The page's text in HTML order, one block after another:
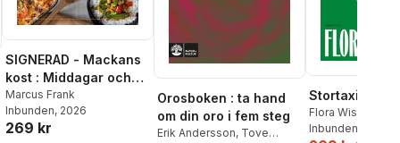
SIGNERAD - Mackans
kost : Middagar och
matlådor
Marcus Frank
Inbunden, 2026
269 kr
Orosboken : ta hand
om din oro i fem steg
Erik Andersson, Tove
Stortaxi
Flora Wiström
Inbunden